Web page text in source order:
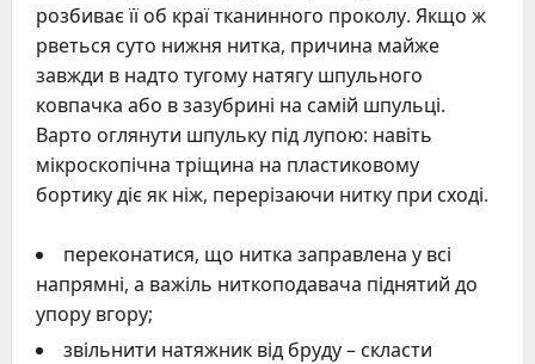
розбиває її об краї тканинного проколу. Якщо ж
рветься суто нижня нитка, причина майже
завжди в надто тугому натягу шпульного
ковпачка або в зазубрині на самій шпульці.
Варто оглянути шпульку під лупою: навіть
мікроскопічна тріщина на пластиковому
бортику діє як ніж, перерізаючи нитку при сході.
переконатися, що нитка заправлена у всі
напрямні, а важіль ниткоподавача піднятий до
упору вгору;
звільнити натяжник від бруду – скласти